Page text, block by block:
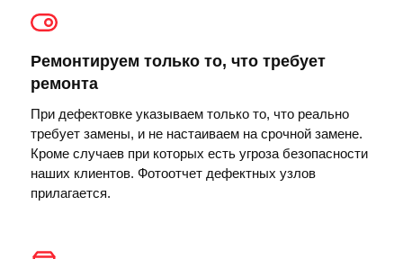
Ремонтируем только то, что требует
ремонта
При дефектовке указываем только то, что реально
требует замены, и не настаиваем на срочной замене.
Кроме случаев при которых есть угроза безопасности
наших клиентов. Фотоотчет дефектных узлов
прилагается.